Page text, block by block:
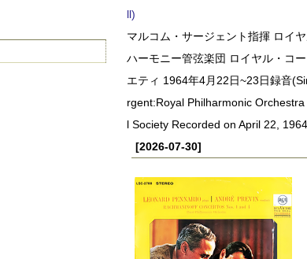
ll)
マルコム・サージェント指揮 ロイ
ハーモニー管弦楽団 ロイヤル・コ
エティ 1964年4月22日~23日録音
rgent:Royal Philharmonic
l Society Recorded on April 22,
[2026-07-30]